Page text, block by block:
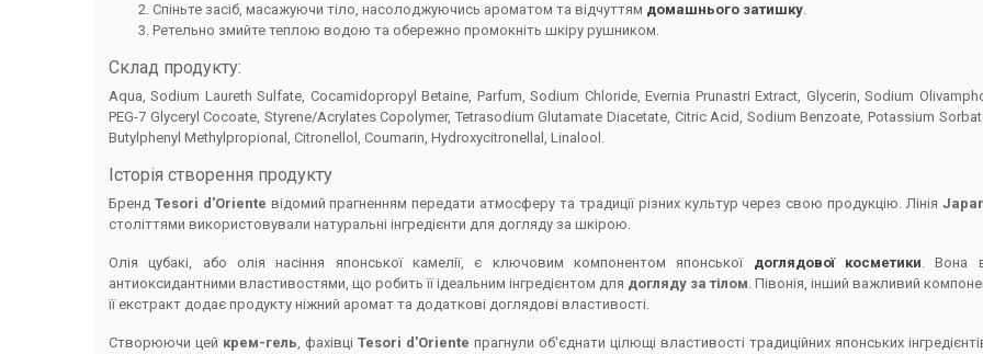
Спіньте засіб, масажуючи тіло, насолоджуючись ароматом та відчуттям домашнього затишку.
Ретельно змийте теплою водою та обережно промокніть шкіру рушником.
Склад продукту:
Aqua, Sodium Laureth Sulfate, Cocamidopropyl Betaine, Parfum, Sodium Chloride, Evernia Prunastri Extract, Glycerin, Sodium
PEG-7 Glyceryl Cocoate, Styrene/Acrylates Copolymer, Tetrasodium Glutamate Diacetate, Citric Acid, Sodium Benzoate, Potassium
Butylphenyl Methylpropional, Citronellol, Coumarin, Hydroxycitronellal, Linalool.
Історія створення продукту
Бренд Tesori d'Oriente відомий прагненням передати атмосферу та традиції різних культур через свою продукцію. Лінія
століттями використовували натуральні інгредієнти для догляду за шкірою.
Олія цубакі, або олія насіння японської камелії, є ключовим компонентом японської доглядової косметики. Вона
антиоксидантними властивостями, що робить її ідеальним інгредієнтом для догляду за тілом. Півонія, інший важливий
її екстракт додає продукту ніжний аромат та додаткові доглядові властивості.
Створюючи цей крем-гель, фахівці Tesori d'Oriente прагнули об'єднати цілющі властивості традиційних японських